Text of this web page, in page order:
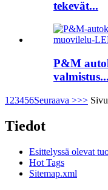
tekevät...
P&M
valmistus...
1 23456Seuraava >>>
Tiedot
Esittelyssä olevat
Hot Tags
Sitemap.xml